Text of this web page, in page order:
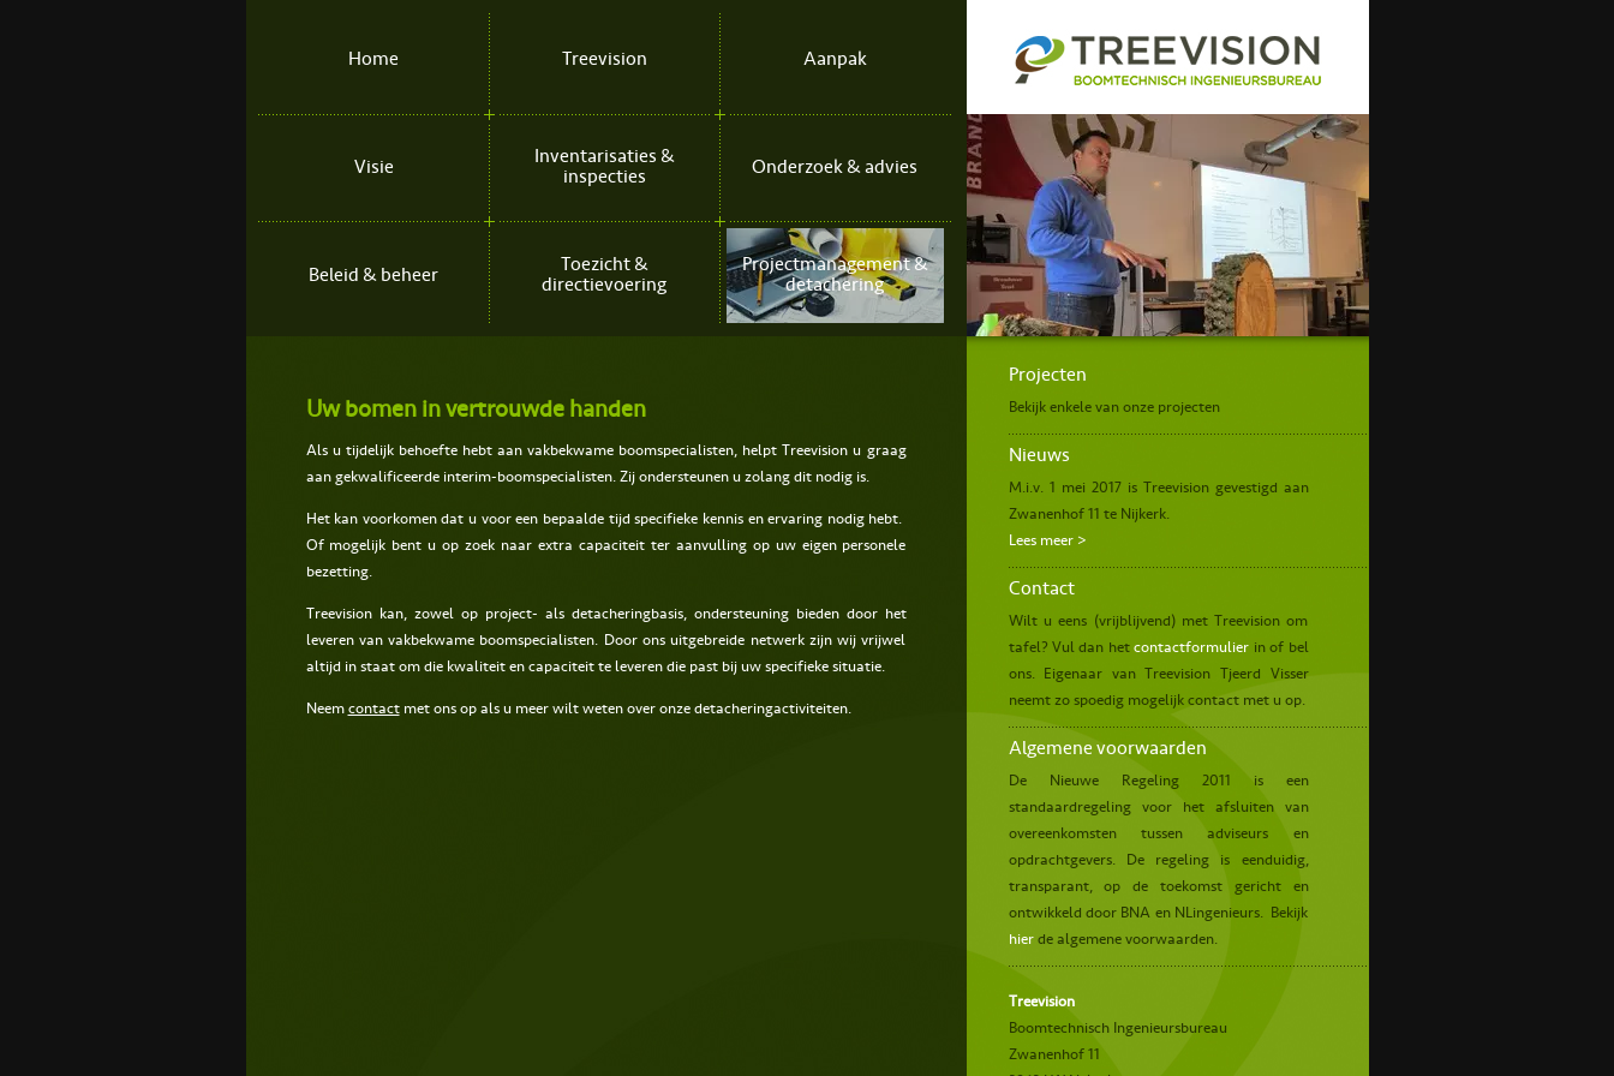
Home Treevision Aanpak
Visie
Inventarisaties &
inspecties
Onderzoek & advies
Beleid & beheer
Toezicht &
directievoering
Projectmanagement &
detachering
Uw bomen in vertrouwde handen
Als u tijdelijk behoefte hebt aan vakbekwame boomspecialisten, helpt Treevision u graag
aan gekwalificeerde interim-boomspecialisten. Zij ondersteunen u zolang dit nodig is.
Het kan voorkomen dat u voor een bepaalde tijd specifieke kennis en ervaring nodig hebt.
Of mogelijk bent u op zoek naar extra capaciteit ter aanvulling op uw eigen personele
bezetting.
Treevision kan, zowel op project- als detacheringbasis, ondersteuning bieden door het
leveren van vakbekwame boomspecialisten. Door ons uitgebreide netwerk zijn wij vrijwel
altijd in staat om die kwaliteit en capaciteit te leveren die past bij uw specifieke situatie.
Neem contactmet ons op als u meer wilt weten over onze detacheringactiviteiten.
Projecten
Bekijk enkele van onze projecten
Nieuws
M.i.v. 1 mei 2017 is Treevision gevestigd aan
Zwanenhof 11 te Nijkerk.
Lees meer >
Contact
Wilt u eens (vrijblijvend) met Treevision om
tafel? Vul dan hetcontactformulier in of bel
ons. Eigenaar van Treevision Tjeerd Visser
neemt zo spoedig mogelijk contact met u op.
Algemene voorwaarden
De Nieuwe Regeling 2011 is een
standaardregeling voor het afsluiten van
overeenkomsten tussen adviseurs en
opdrachtgevers. De regeling is eenduidig,
transparant, op de toekomst gericht en
ontwikkeld door BNA en NLingenieurs. Bekijk
hierde algemene voorwaarden.
Treevision
Boomtechnisch Ingenieursbureau
Zwanenhof 11